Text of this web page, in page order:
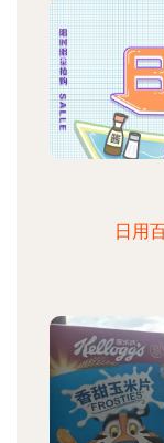
日用